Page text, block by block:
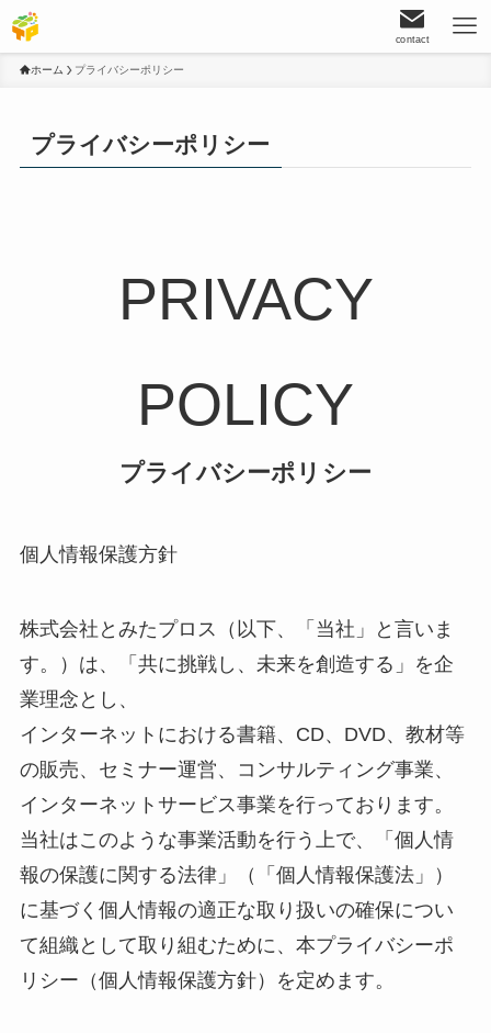
contact
ホーム プライバシーポリシー
プライバシーポリシー
PRIVACY
POLICY
プライバシーポリシー
個人情報保護方針
株式会社とみたプロス（以下、「当社」と言いま
す。）は、「共に挑戦し、未来を創造する」を企
業理念とし、
インターネットにおける書籍、CD、DVD、教材等
の販売、セミナー運営、コンサルティング事業、
インターネットサービス事業を行っております。
当社はこのような事業活動を行う上で、「個人情
報の保護に関する法律」（「個人情報保護法」）
に基づく個人情報の適正な取り扱いの確保につい
て組織として取り組むために、本プライバシーポ
リシー（個人情報保護方針）を定めます。